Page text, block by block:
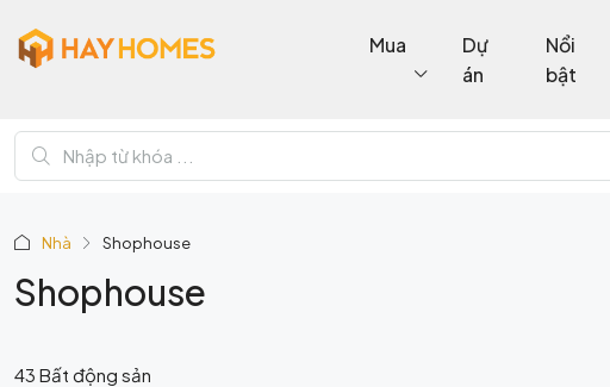
Mua
Dự
án
Nổi
bật
Nhà Shophouse
Shophouse
43 Bất động sản